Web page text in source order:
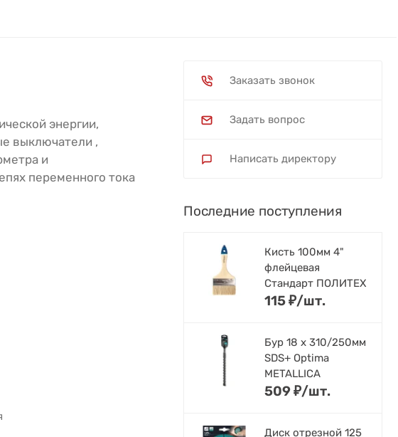
энергии,
выключатели ,
и
переменного тока
Заказать звонок
Задать вопрос
Написать директору
Последние поступления
Кисть 100мм 4"
флейцевая
Стандарт ПОЛИТЕХ
115₽/шт.
Бур 18 х 310/250мм
SDS+ Optima
METALLICA
509₽/шт.
Диск отрезной 125